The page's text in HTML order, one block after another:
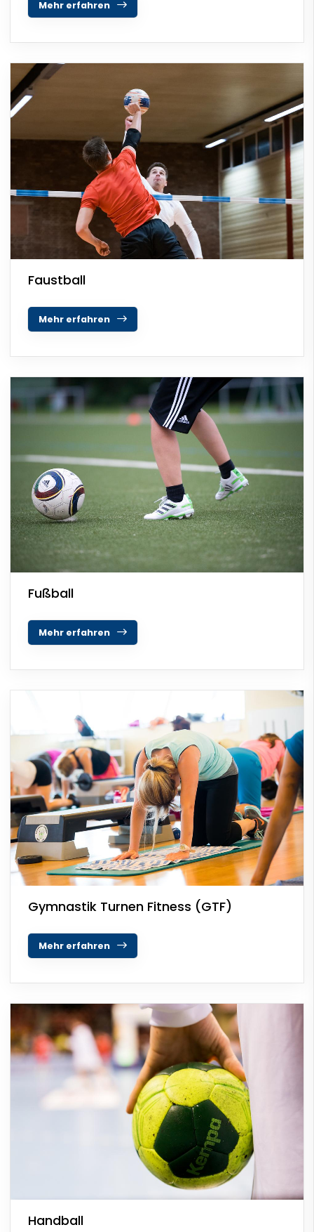
Mehr erfahren
Faustball
Mehr erfahren
Fußball
Mehr erfahren
Gymnastik Turnen Fitness (GTF)
Mehr erfahren
Handball